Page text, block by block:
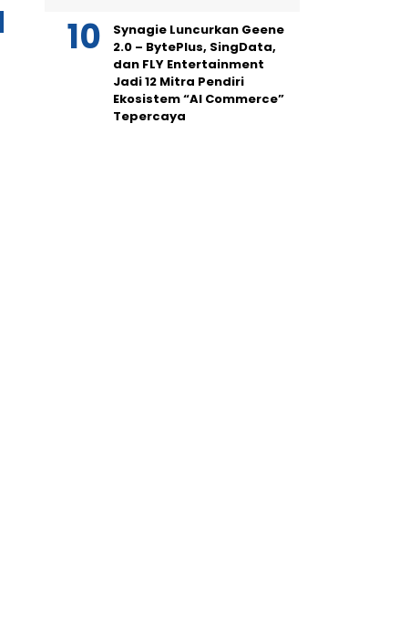
Synagie Luncurkan Geene
2.0 – BytePlus, SingData,
dan FLY Entertainment
Jadi 12 Mitra Pendiri
Ekosistem “AI Commerce”
Tepercaya